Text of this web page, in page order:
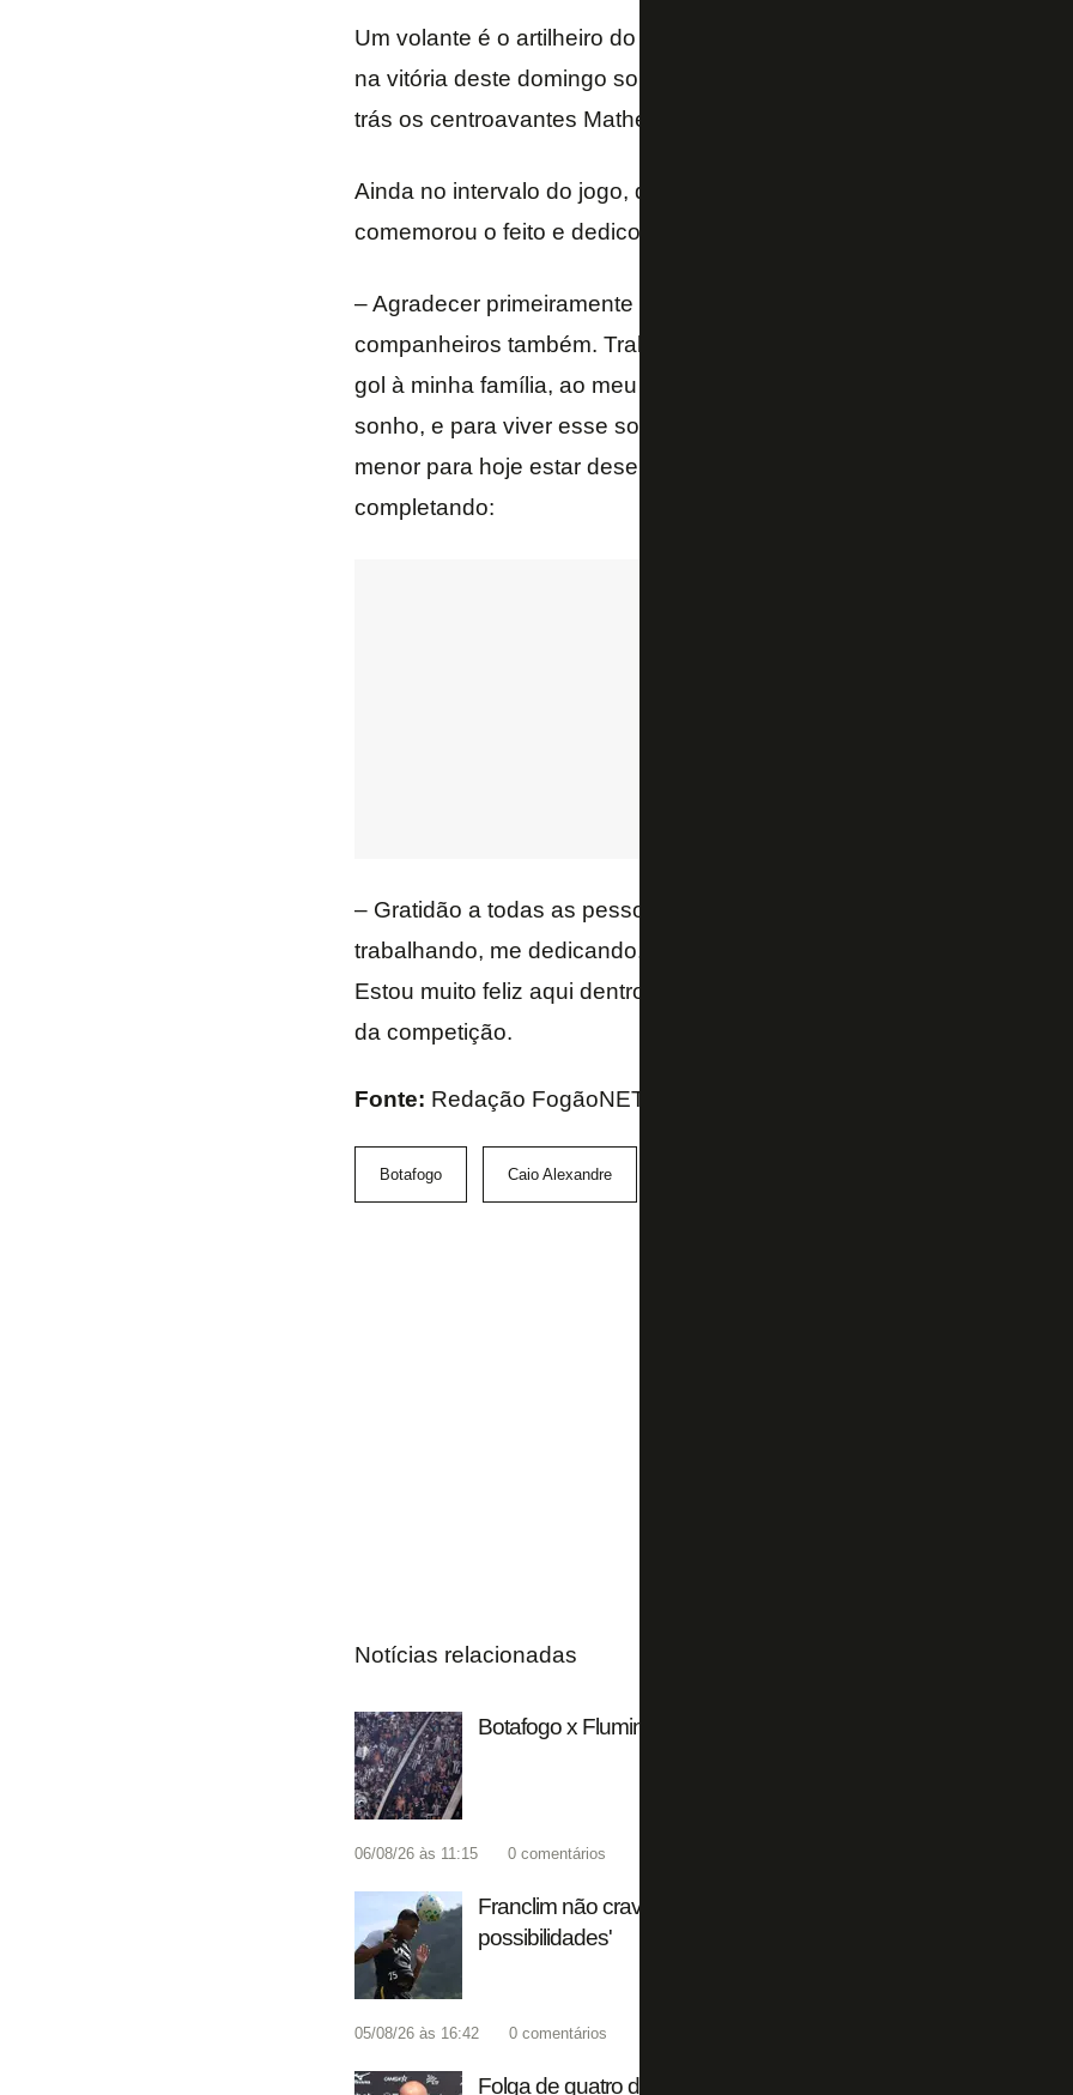
Um volante é o artilheiro do Botafogo no Campeonato Brasileiro.
na vitória deste domingo sobre o Sport, Caio Alexandre chegou a
trás os centroavantes Matheus Babi e Pedro Raul na briga na tabela
Ainda no intervalo do jogo, quando o Botafogo vencia por 2 a 0, Caio
comemorou o feito e dedicou seu gol à família.
– Agradecer primeiramente a Deus por esse momento que estou
companheiros também. Trabalho muito, me dedico todos os dias.
gol à minha família, ao meu pai e à minha mãe. Digo sempre que
sonho, e para viver esse sonho meus pais abdicaram de muita coisa
menor para hoje estar desempenhando um bom papel – afirmou
completando:
– Gratidão a todas as pessoas que me ajudaram a chegar até aqui.
trabalhando, me dedicando. Quando mais precisei o Botafogo me
Estou muito feliz aqui dentro e espero continuar desempenhando um
da competição.
Fonte: Redação FogãoNET e SporTV
Botafogo Caio Alexandre
Notícias relacionadas
Botafogo x Fluminense chega a 15 mil ingressos vendidos de
06/08/26 às 11:15 0 comentários
Franclim não crava substituto de Huguinho em Botafogo x
possibilidades'
05/08/26 às 16:42 0 comentários
Folga de quatro dias, título brasileiro 'impossível', ambição na